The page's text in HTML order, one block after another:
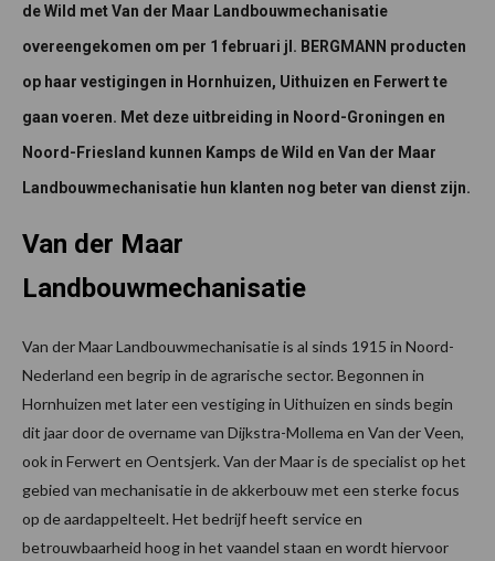
de Wild met Van der Maar Landbouwmechanisatie
overeengekomen om per 1 februari jl. BERGMANN producten
op haar vestigingen in Hornhuizen, Uithuizen en Ferwert te
gaan voeren. Met deze uitbreiding in Noord-Groningen en
Noord-Friesland kunnen Kamps de Wild en Van der Maar
Landbouwmechanisatie hun klanten nog beter van dienst zijn.
Van der Maar
Landbouwmechanisatie
Van der Maar Landbouwmechanisatie is al sinds 1915 in Noord-
Nederland een begrip in de agrarische sector. Begonnen in
Hornhuizen met later een vestiging in Uithuizen en sinds begin
dit jaar door de overname van Dijkstra-Mollema en Van der Veen,
ook in Ferwert en Oentsjerk. Van der Maar is de specialist op het
gebied van mechanisatie in de akkerbouw met een sterke focus
op de aardappelteelt. Het bedrijf heeft service en
betrouwbaarheid hoog in het vaandel staan en wordt hiervoor